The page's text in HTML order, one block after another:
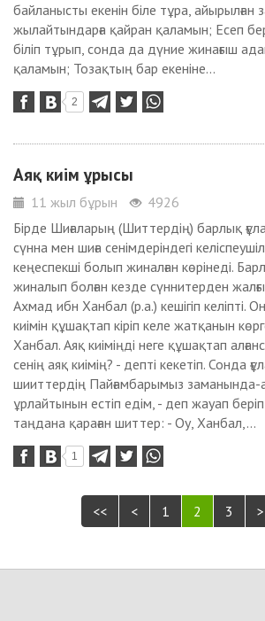
байланысты екенін біле тұра, айырылған
жылайтындарға қайран қаламын; Есеп
біліп тұрып, сонда да дүние жинағыш
қаламын; Тозақтың бар екеніне...
2
Аяқ киім ұрысы
11 жыл бұрын
4926
Бірде Шиғаларың (Шиттердің) барлық
сүнна мен шиға сенімдеріндегі
кеңеспекші болып жиналған көрінеді.
жиналып болған кезде сүннитерден
Ахмад ибн Ханбал (р.а.) кешігіп келіпті.
киімін құшақтап кіріп келе жатқанын
Ханбал. Аяқ киіміңді неге құшақтап
сенің аяқ киімің? - депті кекетіп. Сонда
шииттердің Пайғамбарымыз заманында-
ұрлайтынын естіп едім, - деп жауап
таңдана қараған шиттер: - Оу, Ханбал,...
1
<< < 1 2 3 >